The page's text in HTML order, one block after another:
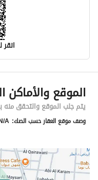
معلومات مسؤول
اسم المسؤول
رقم المسؤول
الموقع
الموقع والأماكن
يتم جلب الموقع والتحقق منه
وصف موقع العقار حسب الصك: A